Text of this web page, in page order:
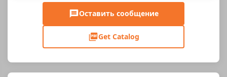
Оставить сообщение
Get Catalog